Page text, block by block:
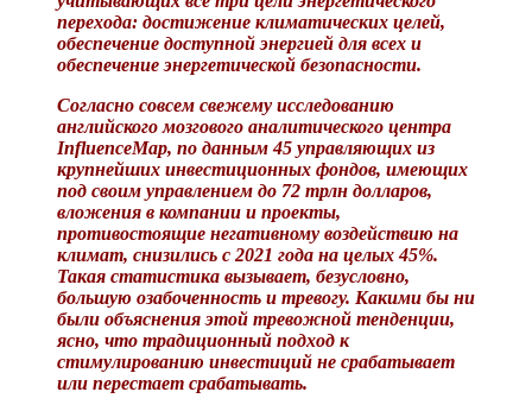
перехода: достижение климатических целей,
обеспечение доступной энергией для всех и
обеспечение энергетической безопасности.
Согласно совсем свежему исследованию
английского мозгового аналитического центра
InfluenceMap, по данным 45 управляющих из
крупнейших инвестиционных фондов, имеющих
под своим управлением до 72 трлн долларов,
вложения в компании и проекты,
противостоящие негативному воздействию на
климат, снизились с 2021 года на целых 45%.
Такая статистика вызывает, безусловно,
большую озабоченность и тревогу. Какими бы ни
были объяснения этой тревожной тенденции,
ясно, что традиционный подход к
стимулированию инвестиций не срабатывает
или перестает срабатывать.